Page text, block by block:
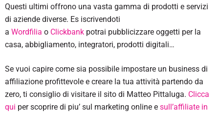
Questi ultimi offrono una vasta gamma di prodotti e servizi
di aziende diverse. Es iscrivendoti
a Wordfilia o Clickbank potrai pubblicizzare oggetti per la
casa, abbigliamento, integratori, prodotti digitali…
Se vuoi capire come sia possibile impostare un business di
affiliazione profittevole e creare la tua attività partendo da
zero, ti consiglio di visitare il sito di Matteo Pittaluga. Clicca
qui per scoprire di piu’ sul marketing online e sull’affiliate in